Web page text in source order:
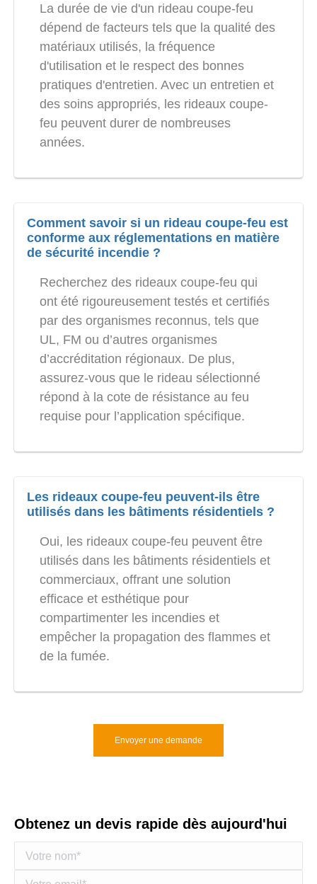
La durée de vie d'un rideau coupe-feu
dépend de facteurs tels que la qualité des
matériaux utilisés, la fréquence
d'utilisation et le respect des bonnes
pratiques d'entretien. Avec un entretien et
des soins appropriés, les rideaux coupe-
feu peuvent durer de nombreuses
années.
Comment savoir si un rideau coupe-feu est
conforme aux réglementations en matière
de sécurité incendie ?
Recherchez des rideaux coupe-feu qui
ont été rigoureusement testés et certifiés
par des organismes reconnus, tels que
UL, FM ou d’autres organismes
d’accréditation régionaux. De plus,
assurez-vous que le rideau sélectionné
répond à la cote de résistance au feu
requise pour l’application spécifique.
Les rideaux coupe-feu peuvent-ils être
utilisés dans les bâtiments résidentiels ?
Oui, les rideaux coupe-feu peuvent être
utilisés dans les bâtiments résidentiels et
commerciaux, offrant une solution
efficace et esthétique pour
compartimenter les incendies et
empêcher la propagation des flammes et
de la fumée.
Envoyer une demande
Obtenez un devis rapide dès aujourd'hui